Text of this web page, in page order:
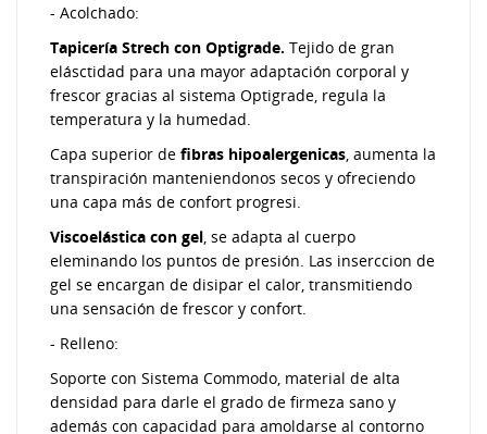
- Acolchado:
Tapicería Strech con Optigrade. Tejido de gran
elásctidad para una mayor adaptación corporal y
frescor gracias al sistema Optigrade, regula la
temperatura y la humedad.
Capa superior de fibras hipoalergenicas, aumenta la
transpiración manteniendonos secos y ofreciendo
una capa más de confort progresi.
Viscoelástica con gel, se adapta al cuerpo
eleminando los puntos de presión. Las inserccion de
gel se encargan de disipar el calor, transmitiendo
una sensación de frescor y confort.
- Relleno:
Soporte con Sistema Commodo, material de alta
densidad para darle el grado de firmeza sano y
además con capacidad para amoldarse al contorno